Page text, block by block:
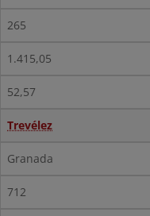
265
1.415,05
52,57
Trevélez
Granada
712